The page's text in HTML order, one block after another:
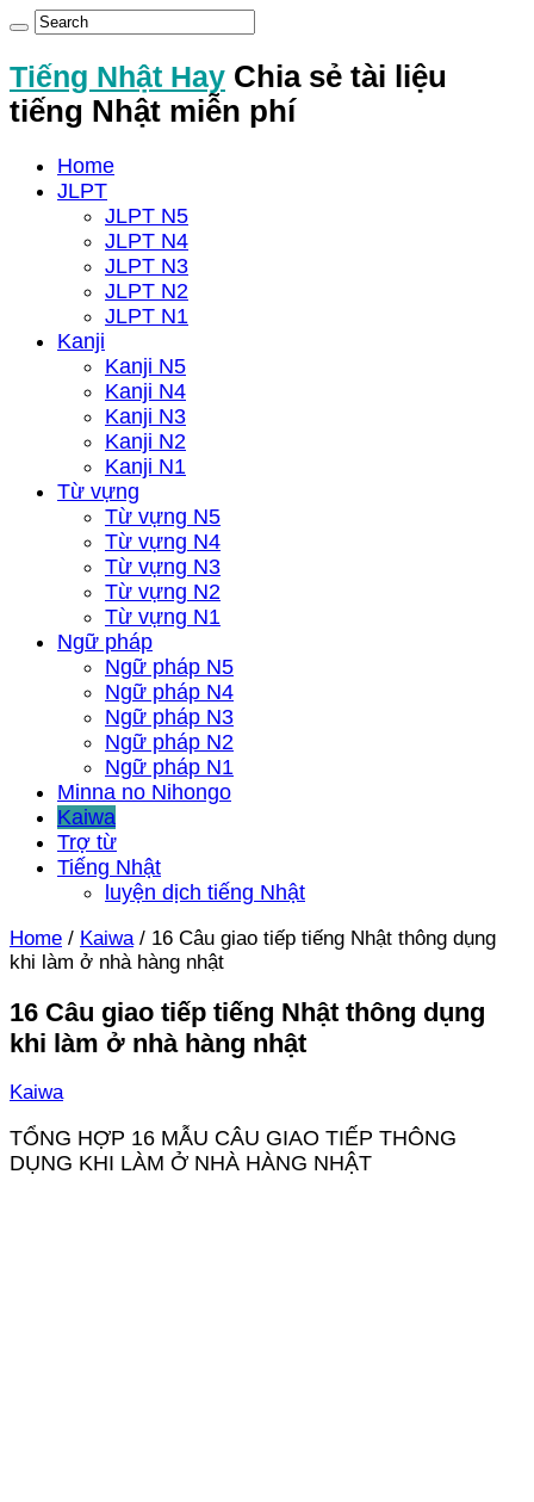
Tiếng Nhật Hay Chia sẻ tài liệu
tiếng Nhật miễn phí
Home
JLPT
JLPT N5
JLPT N4
JLPT N3
JLPT N2
JLPT N1
Kanji
Kanji N5
Kanji N4
Kanji N3
Kanji N2
Kanji N1
Từ vựng
Từ vựng N5
Từ vựng N4
Từ vựng N3
Từ vựng N2
Từ vựng N1
Ngữ pháp
Ngữ pháp N5
Ngữ pháp N4
Ngữ pháp N3
Ngữ pháp N2
Ngữ pháp N1
Minna no Nihongo
Kaiwa
Trợ từ
Tiếng Nhật
luyện dịch tiếng Nhật
Home / Kaiwa / 16 Câu giao tiếp tiếng Nhật thông dụng
khi làm ở nhà hàng nhật
16 Câu giao tiếp tiếng Nhật thông dụng
khi làm ở nhà hàng nhật
Kaiwa
TỔNG HỢP 16 MẪU CÂU GIAO TIẾP THÔNG
DỤNG KHI LÀM Ở NHÀ HÀNG NHẬT